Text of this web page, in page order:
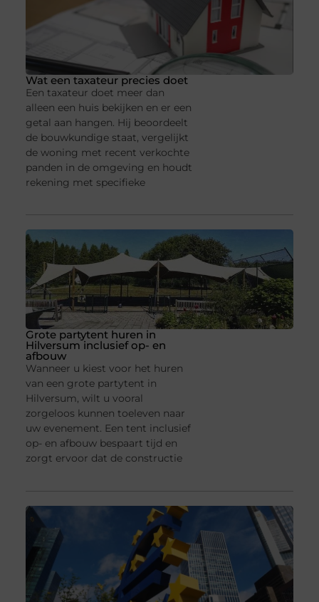
Wat een taxateur precies doet
Een taxateur doet meer dan
alleen een huis bekijken en er een
getal aan hangen. Hij beoordeelt
de bouwkundige staat, vergelijkt
de woning met recent verkochte
panden in de omgeving en houdt
rekening met specifieke
Grote partytent huren in
Hilversum inclusief op- en
afbouw
Wanneer u kiest voor het huren
van een grote partytent in
Hilversum, wilt u vooral
zorgeloos kunnen toeleven naar
uw evenement. Een tent inclusief
op- en afbouw bespaart tijd en
zorgt ervoor dat de constructie